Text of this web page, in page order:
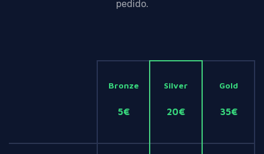
pedido.
Bronze
5€
Silver
20€
Gold
35€